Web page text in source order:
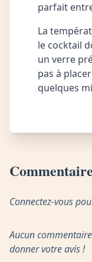
parfait
La
le cocktail
un verre
pas à
quelques
Connectez-vous
Aucun
donner votre avis !